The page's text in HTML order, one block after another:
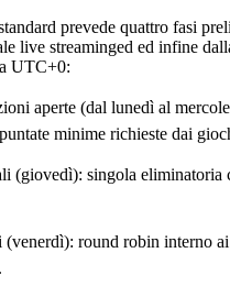
prevede quattro fasi
live streaminged ed infine
UTC+0:
aperte (dal lunedì al
minime richieste dai
(giovedì): singola eliminatoria
(venerdì): round robin interno